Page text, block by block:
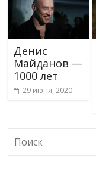
Денис
Майданов —
1000 лет
29 июня, 2020